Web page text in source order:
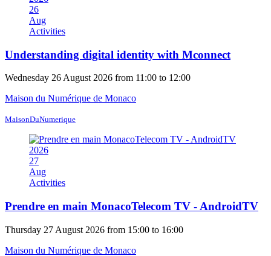
26
Aug
Activities
Understanding digital identity with Mconnect
Wednesday 26 August 2026 from 11:00 to 12:00
Maison du Numérique de Monaco
MaisonDuNumerique
2026
27
Aug
Activities
Prendre en main MonacoTelecom TV - AndroidTV
Thursday 27 August 2026 from 15:00 to 16:00
Maison du Numérique de Monaco